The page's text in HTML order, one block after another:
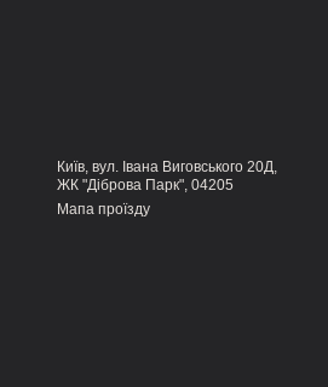
Київ, вул. Івана Виговського 20Д,
ЖК "Діброва Парк", 04205
Мапа проїзду